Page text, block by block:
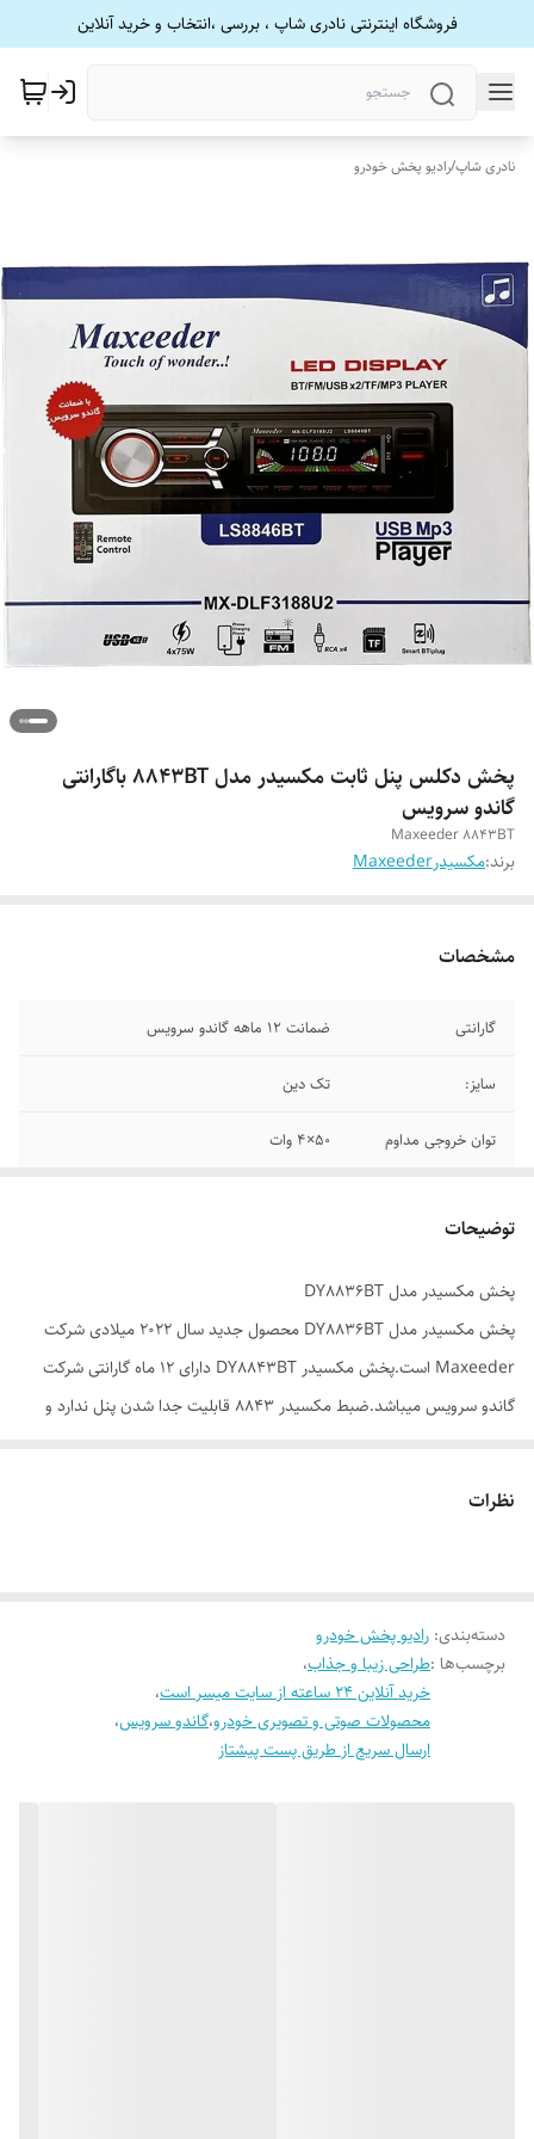
فروشگاه اینترنتی نادری شاپ ، بررسی ،انتخاب و خرید آنلاین
نادری شاپ/رادیو پخش خودرو
پخش دکلس پنل ثابت مکسیدر مدل 8843BT باگارانتی
گاندو سرویس
Maxeeder 8843BT
برند:مکسیدرMaxeeder
مشخصات
گارانتی ضمانت 12 ماهه گاندو سرویس
سایز: تک دین
توان خروجی مداوم 50×4 وات
پورت AUX
نور پس زمینه: قرمز
توضیحات
پخش مکسیدر مدل DY8836BT
پخش مکسیدر مدل DY8836BT محصول جدید سال 2022 میلادی شرکت
Maxeeder است.پخش مکسیدر DY8843BT دارای 12 ماه گارانتی شرکت
گاندو سرویس میباشد.ضبط مکسیدر 8843 قابلیت جدا شدن پنل ندارد و
موسیقی و مکالمه را در اختیار شما میگذارد تا با آسودگی خاطر موسیقی مورد
علاقه تان را شنوا باشید.
نظرات
دسته‌بندی: رادیو پخش خودرو
برچسب‌ها :طراحی زیبا و جذاب،
خرید آنلاین 24 ساعته از سایت میسر است
،
محصولات صوتی و تصویری خودرو،گاندو سرویس،
ارسال سریع از طریق پست پیشتاز